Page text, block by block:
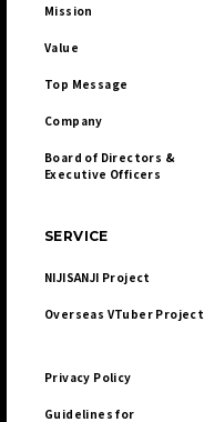
Mission
Value
Top Message
Company
Board of Directors &
Executive Officers
SERVICE
NIJISANJI Project
Overseas VTuber Project
Privacy Policy
Guidelines for